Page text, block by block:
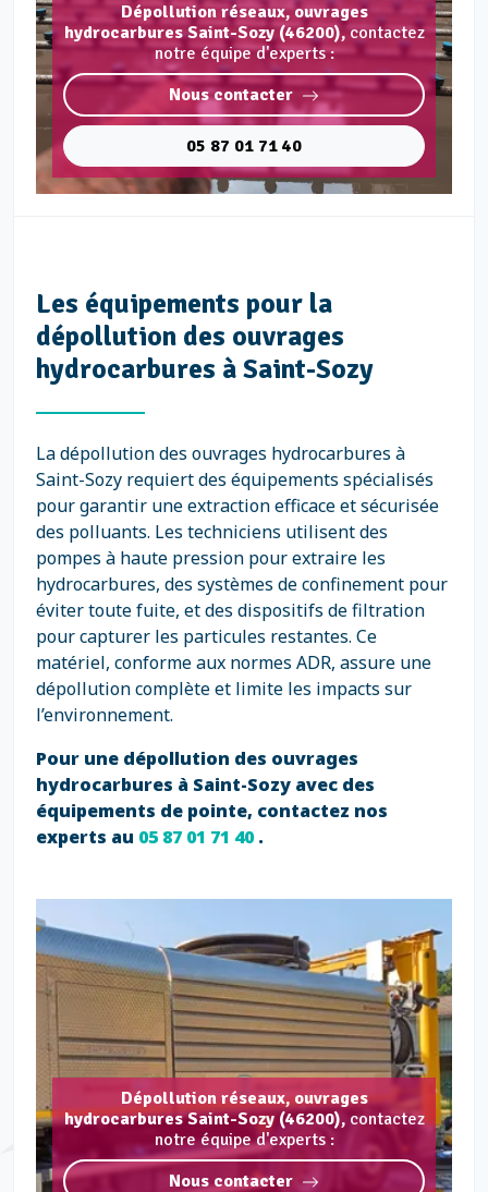
Dépollution réseaux, ouvrages
hydrocarbures Saint-Sozy (46200), contactez
notre équipe d'experts :
Nous contacter
05 87 01 71 40
Les équipements pour la
dépollution des ouvrages
hydrocarbures à Saint-Sozy
La dépollution des ouvrages hydrocarbures à
Saint-Sozy requiert des équipements spécialisés
pour garantir une extraction efficace et sécurisée
des polluants. Les techniciens utilisent des
pompes à haute pression pour extraire les
hydrocarbures, des systèmes de confinement pour
éviter toute fuite, et des dispositifs de filtration
pour capturer les particules restantes. Ce
matériel, conforme aux normes ADR, assure une
dépollution complète et limite les impacts sur
l’environnement.
Pour une dépollution des ouvrages
hydrocarbures à Saint-Sozy avec des
équipements de pointe, contactez nos
experts au 05 87 01 71 40.
Dépollution réseaux, ouvrages
hydrocarbures Saint-Sozy (46200), contactez
notre équipe d'experts :
Nous contacter